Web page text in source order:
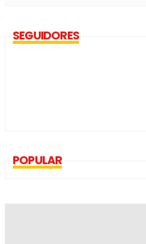
SEGUIDORES
POPULAR